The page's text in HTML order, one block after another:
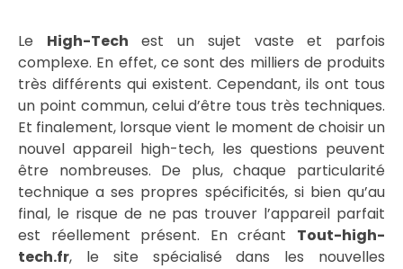
Le High-Tech est un sujet vaste et parfois
complexe. En effet, ce sont des milliers de produits
très différents qui existent. Cependant, ils ont tous
un point commun, celui d’être tous très techniques.
Et finalement, lorsque vient le moment de choisir un
nouvel appareil high-tech, les questions peuvent
être nombreuses. De plus, chaque particularité
technique a ses propres spécificités, si bien qu’au
final, le risque de ne pas trouver l’appareil parfait
est réellement présent. En créant Tout-high-
tech.fr, le site spécialisé dans les nouvelles